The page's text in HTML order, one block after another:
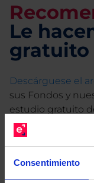
Consentimiento
Le
gratuito
Descárguese el
sus Fondos y
estudio gratuito
Limpias con las